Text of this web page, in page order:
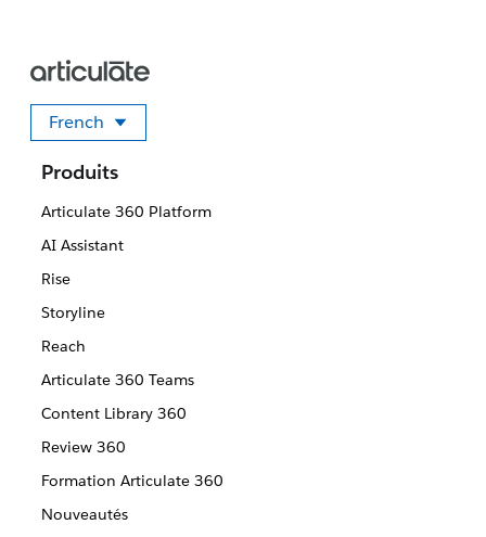
French
Sélectionner votre langue
Produits
Articulate 360 Platform
AI Assistant
Rise
Storyline
Reach
Articulate 360 Teams
Content Library 360
Review 360
Formation Articulate 360
Nouveautés